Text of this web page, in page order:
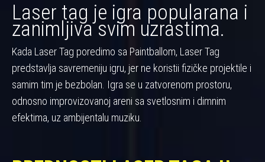
Laser tag je igra popularana i
zanimljiva svim uzrastima.
Kada Laser Tag poredimo sa Paintballom, Laser Tag
predstavlja savremeniju igru, jer ne koristii fizičke projektile i
samim tim je bezbolan. Igra se u zatvorenom prostoru,
odnosno improvizovanoj areni sa svetlosnim i dimnim
efektima, uz ambijentalu muziku.